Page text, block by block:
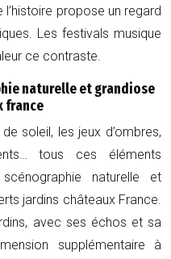
propose un regard
Les festivals musique
ce contraste.
naturelle et grandiose
france
soleil, les jeux d’ombres,
tous ces éléments
naturelle et
jardins châteaux France.
avec ses échos et sa
supplémentaire à